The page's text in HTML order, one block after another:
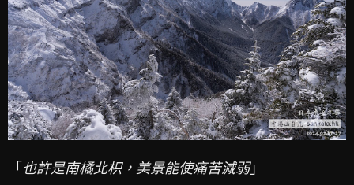
「 也許是南橘北枳，美景能使痛苦減弱」